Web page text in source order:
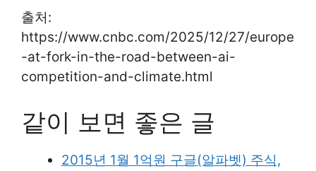
출처:
https://www.cnbc.com/2025/12/27/europe
-at-fork-in-the-road-between-ai-
competition-and-climate.html
같이 보면 좋은 글
2015년 1월 1억원 구글(알파벳) 주식,